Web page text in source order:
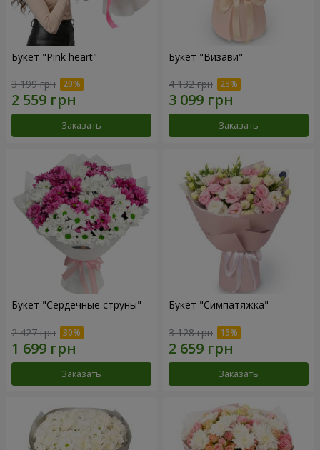
Букет "Pink heart"
3 199 грн
Заказать
Букет "Визави"
4 132 грн
Заказать
Букет "Сердечные струны"
2 427 грн
Заказать
Букет "Симпатяжка"
3 128 грн
Заказать